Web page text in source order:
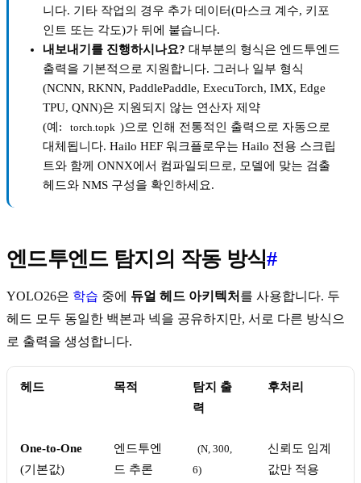
니다. 기타 작업의 경우 추가 데이터(마스크 계수, 키포
인트 또는 각도)가 뒤에 붙습니다.
내보내기를 진행하시나요? 대부분의 형식은 엔드투엔드
출력을 기본적으로 지원합니다. 그러나 일부 형식
(NCNN, RKNN, PaddlePaddle, ExecuTorch, IMX, Edge
TPU, QNN)은 지원되지 않는 연산자 제약
(예:
torch.topk )으로 인해 전통적인 출력으로 자동으로
대체됩니다. Hailo HEF 워크플로우는 Hailo 전용 스크립
트와 함께 ONNX에서 컴파일되므로, 모델에 맞는 검출
헤드와 NMS 구성을 확인하세요.
엔드투엔드 탐지의 작동 방식#
YOLO26은 학습 중에 듀얼 헤드 아키텍처 를 사용합니다. 두
헤드 모두 동일한 백본과 넥을 공유하지만, 서로 다른 방식으
로 출력을 생성합니다.
헤드 목적
탐지 출
력
후처리
One-to-One
(기본값)
엔드투엔
드 추론
(N, 300,
6)
신뢰도 임계
값만 적용